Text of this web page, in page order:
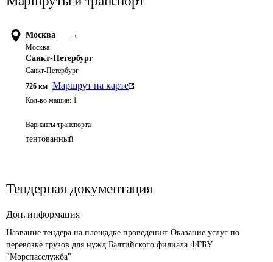
Москва →
Москва
Санкт-Петербург
Санкт-Петербург
726 км Маршрут на карте
Кол-во машин: 1
Варианты транспорта
тентованный
Тендерная документация
Доп. информация
Название тендера на площадке проведения: Оказание услуг по
перевозке грузов для нужд Балтийского филиала ФГБУ
"Морспасслужба"